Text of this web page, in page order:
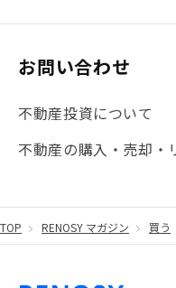
#JR湘南新宿ライン
#20代 #都営浅草線
#都営大江戸線
#都
お問い合わせ
不動産投資について
不動産の購入・売却・
TOP RENOSY マガジン 買う